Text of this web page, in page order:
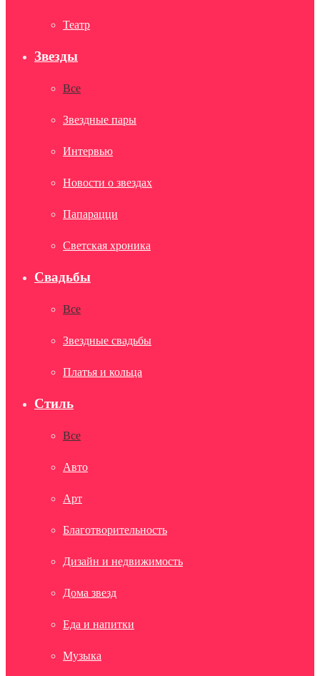
Театр
Звезды
Все
Звездные пары
Интервью
Новости о звездах
Папарацци
Светская хроника
Свадьбы
Все
Звездные свадьбы
Платья и кольца
Стиль
Все
Авто
Арт
Благотворительность
Дизайн и недвижимость
Дома звезд
Еда и напитки
Музыка